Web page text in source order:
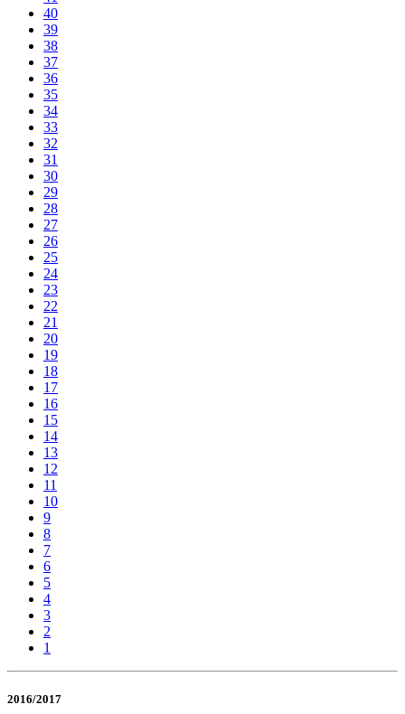
40
39
38
37
36
35
34
33
32
31
30
29
28
27
26
25
24
23
22
21
20
19
18
17
16
15
14
13
12
11
10
9
8
7
6
5
4
3
2
1
2016/2017